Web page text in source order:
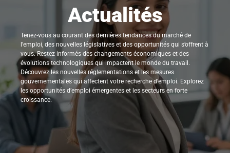
Actualités
Tenez-vous au courant des dernières tendances du marché de
l’emploi, des nouvelles législatives et des opportunités qui s’offrent à
vous. Restez informés des changements économiques et des
évolutions technologiques qui impactent le monde du travail.
Découvrez les nouvelles réglementations et les mesures
gouvernementales qui affectent votre recherche d’emploi. Explorez
les opportunités d’emploi émergentes et les secteurs en forte
croissance.